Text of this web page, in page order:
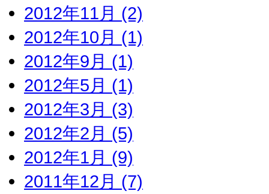
2012年11月 (2)
2012年10月 (1)
2012年9月 (1)
2012年5月 (1)
2012年3月 (3)
2012年2月 (5)
2012年1月 (9)
2011年12月 (7)